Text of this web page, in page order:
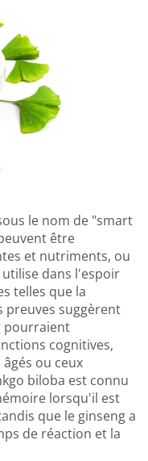
le nom de "smart
être
et nutriments, ou
dans l'espoir
telles que la
preuves suggèrent
pourraient
cognitives,
ou ceux
biloba est connu
lorsqu'il est
que le ginseng a
de réaction et la